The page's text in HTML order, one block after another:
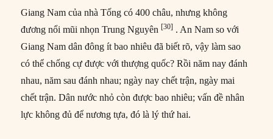
Giang Nam của nhà Tống có 400 châu, nhưng không
đương nổi mũi nhọn Trung Nguyên[30] . An Nam so với
Giang Nam dân đông ít bao nhiêu đã biết rõ, vậy làm sao
có thể chống cự được với thượng quốc? Rồi năm nay đánh
nhau, năm sau đánh nhau; ngày nay chết trận, ngày mai
chết trận. Dân nước nhỏ còn được bao nhiêu; vấn đề nhân
lực không đủ để nương tựa, đó là lý thứ hai.